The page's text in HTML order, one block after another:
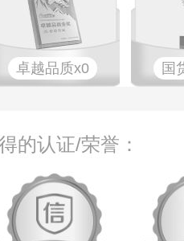
卓越品质x0 国
的认证/荣誉：